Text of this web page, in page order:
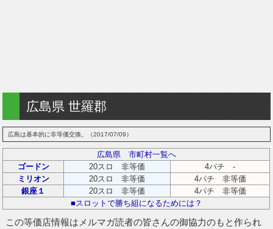
広島県 世羅郡
広島は基本的に非等価交換。（2017/07/09）
広島県 市町村一覧へ
ゴードン
20スロ 非等価
4パチ -
ミリオン
20スロ 非等価
4パチ 非等価
銀座１
20スロ 非等価
4パチ 非等価
■スロットで勝ち組になるためには？
この等価店情報はメルマガ読者の皆さんの御協力のもと作られ